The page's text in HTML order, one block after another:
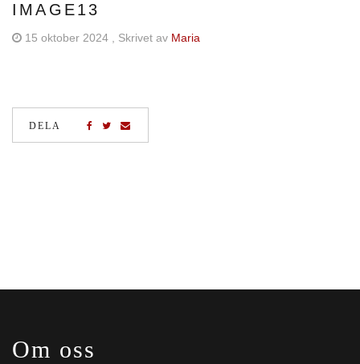
IMAGE13
15 oktober 2024 , Skrivet av Maria
DELA
Om oss